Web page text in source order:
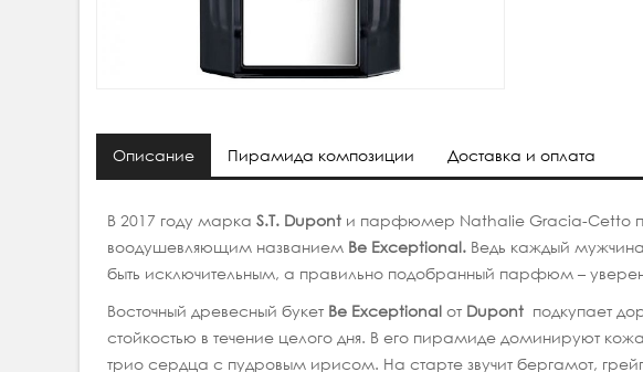
Описание Пирамида композиции Доставка и оплата
В 2017 году марка S.T. Dupont и парфюмер Nathalie Gracia-Cetto
воодушевляющим названием Be Exceptional. Ведь каждый
быть исключительным, а правильно подобранный парфюм –
Восточный древесный букет Be Exceptional от Dupont подкупает
стойкостью в течение целого дня. В его пирамиде доминируют
трио сердца с пудровым ирисом. На старте звучит бергамот,